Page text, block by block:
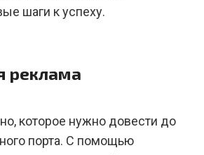
шаги к успеху.
реклама
которое нужно довести до
порта. С помощью